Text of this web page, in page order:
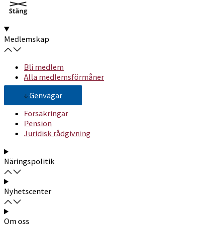
Medlemskap
Bli medlem
Alla medlemsförmåner
Genvägar
Försäkringar
Pension
Juridisk rådgivning
Näringspolitik
Nyhetscenter
Om oss